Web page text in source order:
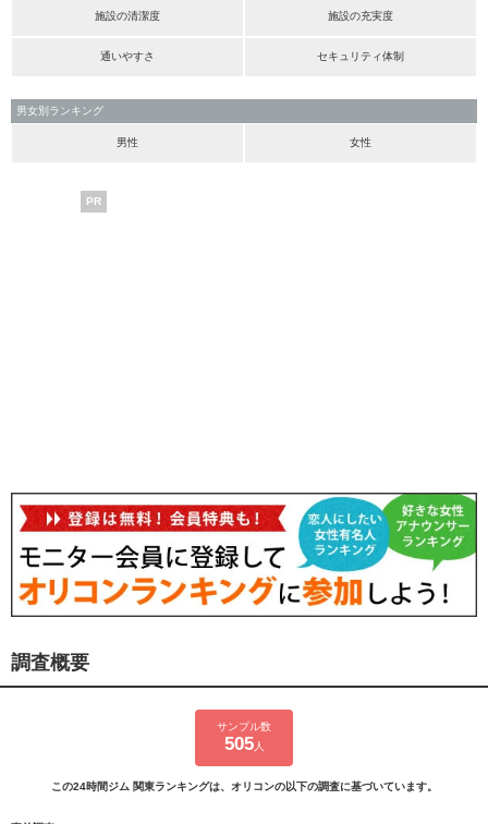
施設の清潔度 施設の充実度
通いやすさ セキュリティ体制
男女別ランキング
男性 女性
PR
調査概要
サンプル数
505人
この24時間ジム 関東ランキングは、オリコンの以下の調査に基づいています。